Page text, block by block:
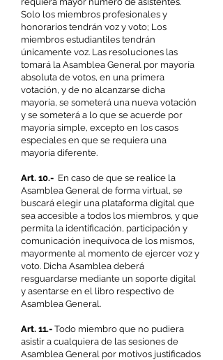
Solo los miembros profesionales y
honorarios tendrán voz y voto; Los
miembros estudiantiles tendrán
únicamente voz. Las resoluciones las
tomará la Asamblea General por mayoría
absoluta de votos, en una primera
votación, y de no alcanzarse dicha
mayoría, se someterá una nueva votación
y se someterá a lo que se acuerde por
mayoría simple, excepto en los casos
especiales en que se requiera una
mayoría diferente.
Art. 10.- En caso de que se realice la
Asamblea General de forma virtual, se
buscará elegir una plataforma digital que
sea accesible a todos los miembros, y que
permita la identificación, participación y
comunicación inequívoca de los mismos,
mayormente al momento de ejercer voz y
voto. Dicha Asamblea deberá
resguardarse mediante un soporte digital
y asentarse en el libro respectivo de
Asamblea General.
Art. 11.- Todo miembro que no pudiera
asistir a cualquiera de las sesiones de
Asamblea General por motivos justificados